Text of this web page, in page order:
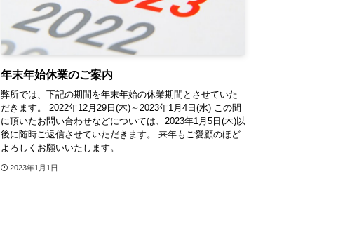
年末年始休業のご案内
弊所では、下記の期間を年末年始の休業期間とさせていた
だきます。 2022年12月29日(木)～2023年1月4日(水) この間
に頂いたお問い合わせなどについては、2023年1月5日(木)以
後に随時ご返信させていただきます。 来年もご愛顧のほど
よろしくお願いいたします。
2023年1月1日